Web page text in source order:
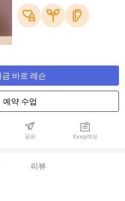
금 바로 레슨
예약 수업
공유 Keep메모
리뷰